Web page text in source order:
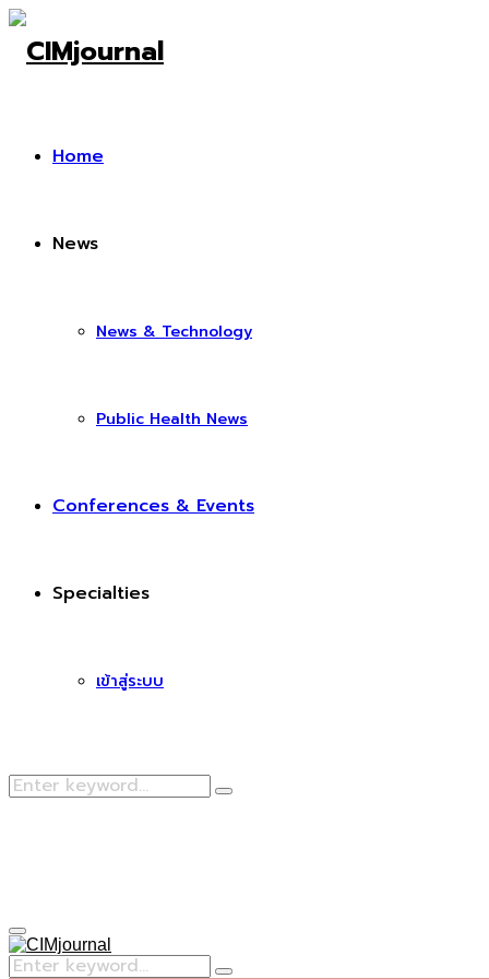
Home
News
News & Technology
Public Health News
Conferences & Events
Specialties
เข้าสู่ระบบ
Search
Search
Primary
Menu
Search